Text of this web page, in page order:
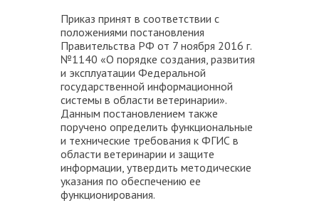
Приказ принят в соответствии с
положениями постановления
Правительства РФ от 7 ноября 2016 г.
№1140 «О порядке создания, развития
и эксплуатации Федеральной
государственной информационной
системы в области ветеринарии».
Данным постановлением также
поручено определить функциональные
и технические требования к ФГИС в
области ветеринарии и защите
информации, утвердить методические
указания по обеспечению ее
функционирования.